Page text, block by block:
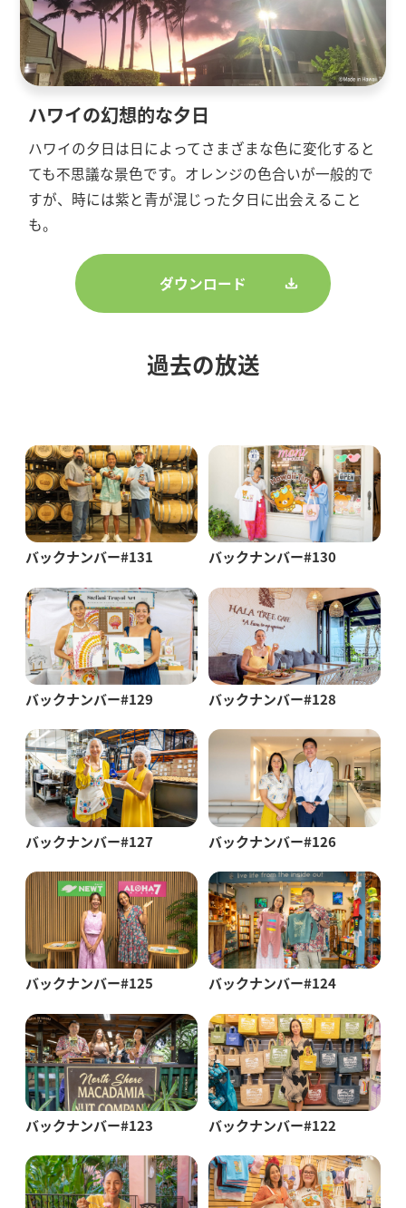
ハワイの幻想的な夕日
ハワイの夕日は日によってさまざまな色に変化すると
ても不思議な景色です。オレンジの色合いが一般的で
すが、時には紫と青が混じった夕日に出会えること
も。
ダウンロード
過去の放送
バックナンバー#131 バックナンバー#130
バックナンバー#129 バックナンバー#128
バックナンバー#127 バックナンバー#126
バックナンバー#125 バックナンバー#124
バックナンバー#123 バックナンバー#122